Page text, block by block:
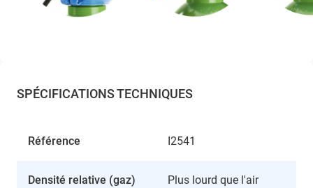
SPÉCIFICATIONS TECHNIQUES
Référence I2541
Densité relative (gaz) Plus lourd que l'air